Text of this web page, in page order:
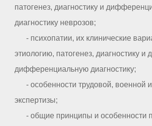
патогенез, диагностику и
диагностику неврозов;
- психопатии, их клинические
этиологию, патогенез, диагностику и
дифференциальную диагностику;
- особенности трудовой, военной и
экспертизы;
- общие принципы и особенности